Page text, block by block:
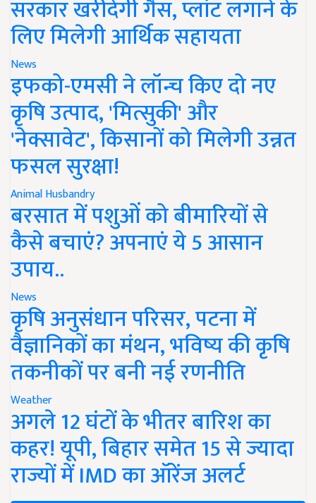
सरकार खरीदेगी गैस, प्लांट लगाने के
लिए मिलेगी आर्थिक सहायता
News
इफको-एमसी ने लॉन्च किए दो नए
कृषि उत्पाद, 'मित्सुकी' और
'नेक्सावेट', किसानों को मिलेगी उन्नत
फसल सुरक्षा!
Animal Husbandry
बरसात में पशुओं को बीमारियों से
कैसे बचाएं? अपनाएं ये 5 आसान
उपाय..
News
कृषि अनुसंधान परिसर, पटना में
वैज्ञानिकों का मंथन, भविष्य की कृषि
तकनीकों पर बनी नई रणनीति
Weather
अगले 12 घंटों के भीतर बारिश का
कहर! यूपी, बिहार समेत 15 से ज्यादा
राज्यों में IMD का ऑरेंज अलर्ट